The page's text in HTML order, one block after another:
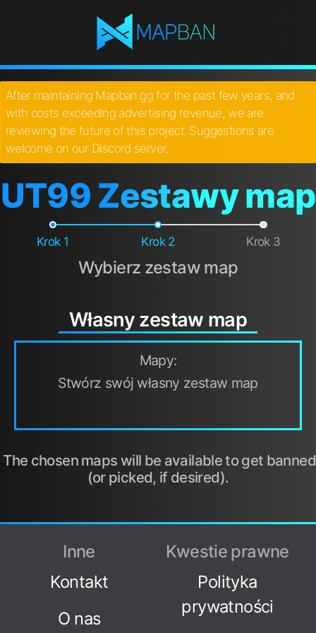
After maintaining Mapban.gg for the past few years, and
with costs exceeding advertising revenue, we are
reviewing the future of this project. Suggestions are
welcome on our Discord server.
UT99 Zestawy map
Krok 1 Krok 2 Krok 3
Wybierz zestaw map
Własny zestaw map
Mapy:
Stwórz swój własny zestaw map
The chosen maps will be available to get banned
(or picked, if desired).
Inne
Kontakt
O nas
Kwestie prawne
Polityka
prywatności